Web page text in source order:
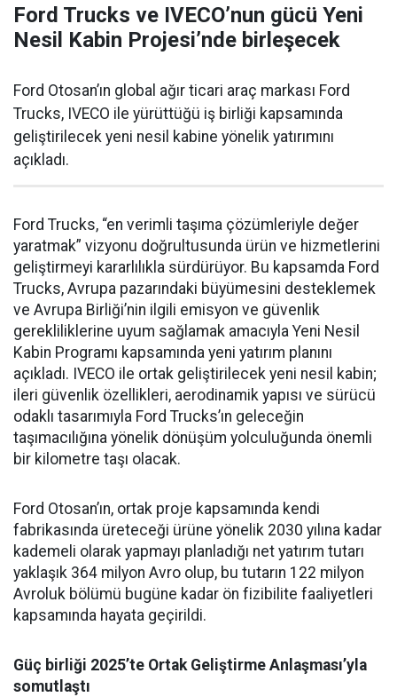
Ford Trucks ve IVECO’nun gücü Yeni
Nesil Kabin Projesi’nde birleşecek
Ford Otosan’ın global ağır ticari araç markası Ford
Trucks, IVECO ile yürüttüğü iş birliği kapsamında
geliştirilecek yeni nesil kabine yönelik yatırımını
açıkladı.
Ford Trucks, “en verimli taşıma çözümleriyle değer
yaratmak” vizyonu doğrultusunda ürün ve hizmetlerini
geliştirmeyi kararlılıkla sürdürüyor. Bu kapsamda Ford
Trucks, Avrupa pazarındaki büyümesini desteklemek
ve Avrupa Birliği’nin ilgili emisyon ve güvenlik
gerekliliklerine uyum sağlamak amacıyla Yeni Nesil
Kabin Programı kapsamında yeni yatırım planını
açıkladı. IVECO ile ortak geliştirilecek yeni nesil kabin;
ileri güvenlik özellikleri, aerodinamik yapısı ve sürücü
odaklı tasarımıyla Ford Trucks’ın geleceğin
taşımacılığına yönelik dönüşüm yolculuğunda önemli
bir kilometre taşı olacak.
Ford Otosan’ın, ortak proje kapsamında kendi
fabrikasında üreteceği ürüne yönelik 2030 yılına kadar
kademeli olarak yapmayı planladığı net yatırım tutarı
yaklaşık 364 milyon Avro olup, bu tutarın 122 milyon
Avroluk bölümü bugüne kadar ön fizibilite faaliyetleri
kapsamında hayata geçirildi.
Güç birliği 2025’te Ortak Geliştirme Anlaşması’yla
somutlaştı